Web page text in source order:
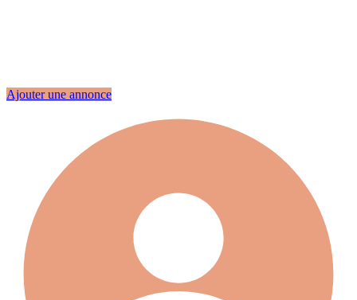
Ajouter une annonce